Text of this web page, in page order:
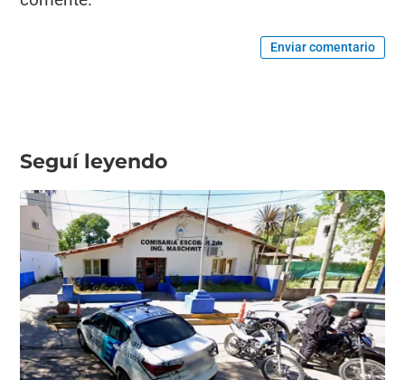
Enviar comentario
Seguí leyendo